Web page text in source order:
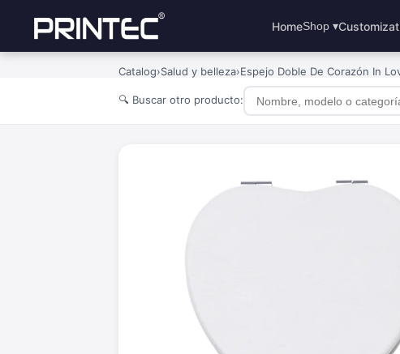
HomeShop ▾
Catalog›Salud y belleza›Espejo Doble De Corazón In
🔍 Buscar otro producto: